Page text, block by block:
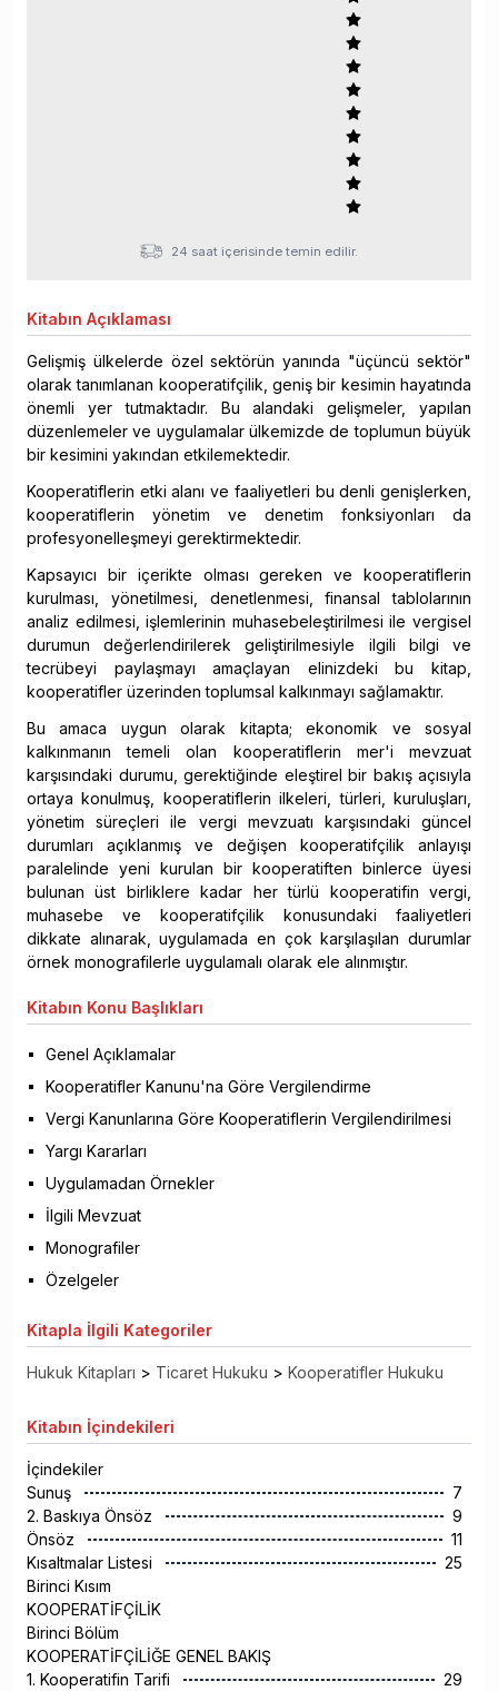
24 saat içerisinde temin edilir.
Kitabın Açıklaması
Gelişmiş ülkelerde özel sektörün yanında "üçüncü sektör"
olarak tanımlanan kooperatifçilik, geniş bir kesimin hayatında
önemli yer tutmaktadır. Bu alandaki gelişmeler, yapılan
düzenlemeler ve uygulamalar ülkemizde de toplumun büyük
bir kesimini yakından etkilemektedir.
Kooperatiflerin etki alanı ve faaliyetleri bu denli genişlerken,
kooperatiflerin yönetim ve denetim fonksiyonları da
profesyonelleşmeyi gerektirmektedir.
Kapsayıcı bir içerikte olması gereken ve kooperatiflerin
kurulması, yönetilmesi, denetlenmesi, finansal tablolarının
analiz edilmesi, işlemlerinin muhasebeleştirilmesi ile vergisel
durumun değerlendirilerek geliştirilmesiyle ilgili bilgi ve
tecrübeyi paylaşmayı amaçlayan elinizdeki bu kitap,
kooperatifler üzerinden toplumsal kalkınmayı sağlamaktır.
Bu amaca uygun olarak kitapta; ekonomik ve sosyal
kalkınmanın temeli olan kooperatiflerin mer'i mevzuat
karşısındaki durumu, gerektiğinde eleştirel bir bakış açısıyla
ortaya konulmuş, kooperatiflerin ilkeleri, türleri, kuruluşları,
yönetim süreçleri ile vergi mevzuatı karşısındaki güncel
durumları açıklanmış ve değişen kooperatifçilik anlayışı
paralelinde yeni kurulan bir kooperatiften binlerce üyesi
bulunan üst birliklere kadar her türlü kooperatifin vergi,
muhasebe ve kooperatifçilik konusundaki faaliyetleri
dikkate alınarak, uygulamada en çok karşılaşılan durumlar
örnek monografilerle uygulamalı olarak ele alınmıştır.
Kitabın Konu Başlıkları
Genel Açıklamalar
Kooperatifler Kanunu'na Göre Vergilendirme
Vergi Kanunlarına Göre Kooperatiflerin Vergilendirilmesi
Yargı Kararları
Uygulamadan Örnekler
İlgili Mevzuat
Monografiler
Özelgeler
Kitapla İlgili Kategoriler
Hukuk Kitapları > Ticaret Hukuku > Kooperatifler Hukuku
Kitabın İçindekileri
İçindekiler
Sunuş
7
2. Baskıya Önsöz
9
Önsöz
11
Kısaltmalar Listesi
25
Birinci Kısım
KOOPERATİFÇİLİK
Birinci Bölüm
KOOPERATİFÇİLİĞE GENEL BAKIŞ
1. Kooperatifin Tarifi
29